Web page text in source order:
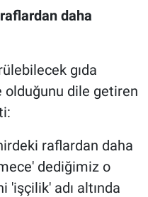
daha
gıda
dile getiren
raflardan daha
dediğimiz o
'işçilik' adı altında